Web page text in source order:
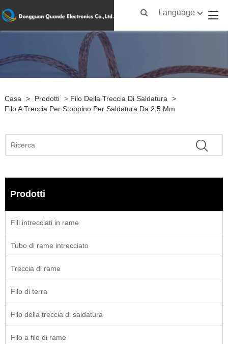
Language
Casa > Prodotti > Filo Della Treccia Di Saldatura >
Filo A Treccia Per Stoppino Per Saldatura Da 2,5 Mm
Prodotti
Fili intrecciati in rame
Tubo di rame intrecciato
Treccia di rame
Filo di terra
Filo della treccia di saldatura
Filo a filo di rame